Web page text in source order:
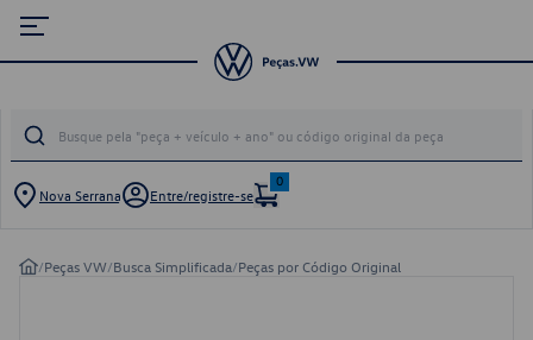
Nova Serrana Entre/registre-se
0
/Peças VW/Busca Simplificada/Peças por Código Original